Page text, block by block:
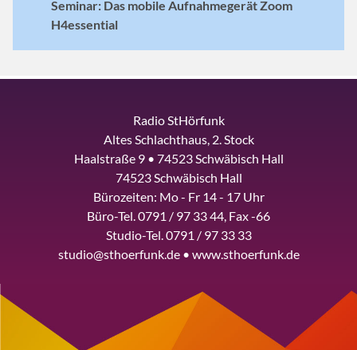
Seminar: Das mobile Aufnahmegerät Zoom
H4essential
Radio StHörfunk
Altes Schlachthaus, 2. Stock
Haalstraße 9 • 74523 Schwäbisch Hall
74523 Schwäbisch Hall
Bürozeiten: Mo - Fr 14 - 17 Uhr
Büro-Tel. 0791 / 97 33 44, Fax -66
Studio-Tel. 0791 / 97 33 33
studio@sthoerfunk.de • www.sthoerfunk.de